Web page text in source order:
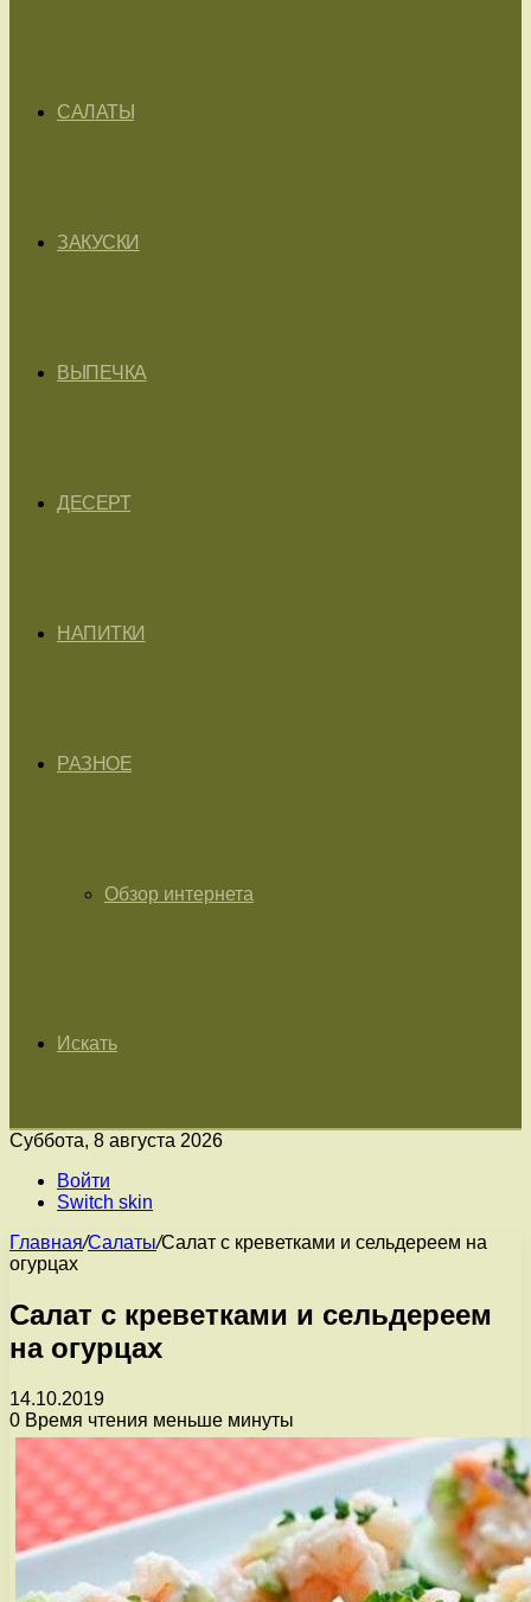
САЛАТЫ
ЗАКУСКИ
ВЫПЕЧКА
ДЕСЕРТ
НАПИТКИ
РАЗНОЕ
Обзор интернета
Искать
Суббота, 8 августа 2026
Войти
Switch skin
Главная/Салаты/Салат с креветками и сельдереем на
огурцах
Салат с креветками и сельдереем
на огурцах
14.10.2019
0 Время чтения меньше минуты